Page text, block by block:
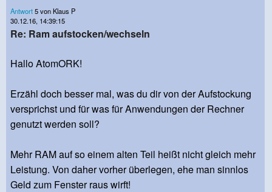
Antwort5 von Klaus P
30.12.16, 14:39:15
Re: Ram aufstocken/wechseln
Hallo AtomORK!
Erzähl doch besser mal, was du dir von der Aufstockung
versprichst und für was für Anwendungen der Rechner
genutzt werden soll?
Mehr RAM auf so einem alten Teil heißt nicht gleich mehr
Leistung. Von daher vorher überlegen, ehe man sinnlos
Geld zum Fenster raus wirft!